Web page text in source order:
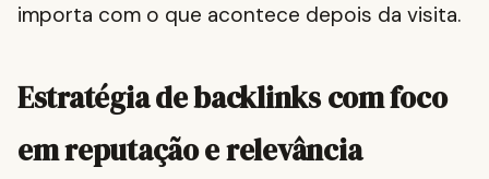
importa com o que acontece depois da visita.
Estratégia de backlinks com foco
em reputação e relevância